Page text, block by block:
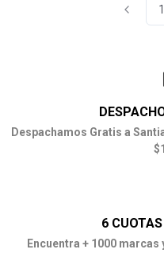
1
Despachamos Gratis a
6
Encuentra + 1000